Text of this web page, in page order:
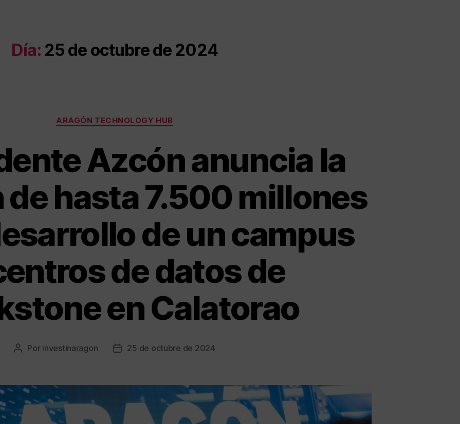
Día: 25 de octubre de 2024
ARAGÓN TECHNOLOGY HUB
Azcón anuncia la
hasta 7.500 millones
de un campus
de datos de
en Calatorao
Por investinaragon 25 de octubre de 2024